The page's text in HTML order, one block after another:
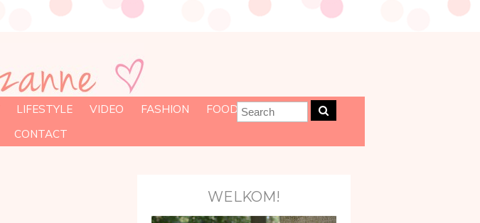
LIFESTYLE VIDEO FASHION
FOOD
CONTACT
WELKOM!